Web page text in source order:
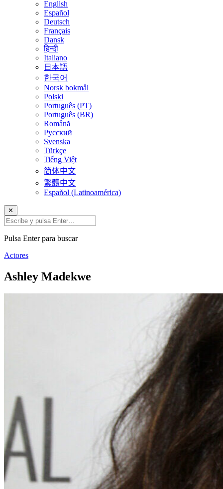
English
Español
Deutsch
Français
Dansk
हिन्दी
Italiano
日本語
한국어
Norsk bokmål
Polski
Português (PT)
Português (BR)
Română
Русский
Svenska
Türkçe
Tiếng Việt
简体中文
繁體中文
Español (Latinoamérica)
✕
Pulsa Enter para buscar
Actores
Ashley Madekwe